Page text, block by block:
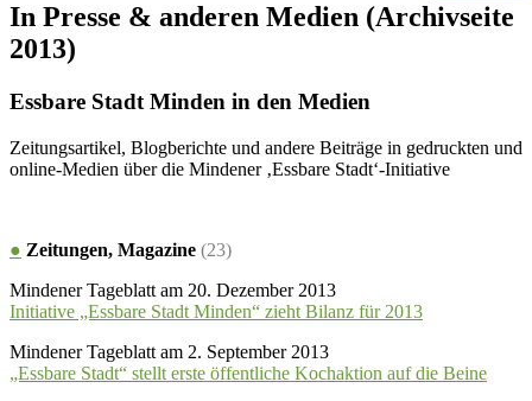
In Presse & anderen Medien (Archivseite
2013)
Essbare Stadt Minden in den Medien
Zeitungsartikel, Blogberichte und andere Beiträge in gedruckten und
online-Medien über die Mindener ‚Essbare Stadt‘-Initiative
● Zeitungen, Magazine (23)
Mindener Tageblatt am 20. Dezember 2013
Initiative „Essbare Stadt Minden“ zieht Bilanz für 2013
Mindener Tageblatt am 2. September 2013
„Essbare Stadt“ stellt erste öffentliche Kochaktion auf die Beine